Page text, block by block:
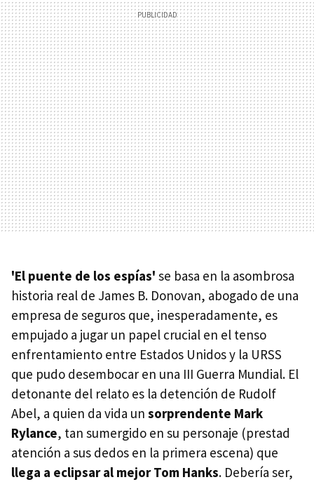
'El puente de los espías' se basa en la asombrosa
historia real de James B. Donovan, abogado de una
empresa de seguros que, inesperadamente, es
empujado a jugar un papel crucial en el tenso
enfrentamiento entre Estados Unidos y la URSS
que pudo desembocar en una III Guerra Mundial. El
detonante del relato es la detención de Rudolf
Abel, a quien da vida un sorprendente Mark
Rylance, tan sumergido en su personaje (prestad
atención a sus dedos en la primera escena) que
llega a eclipsar al mejor Tom Hanks. Debería ser,